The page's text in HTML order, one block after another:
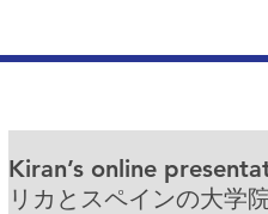
Kiran’s online
リカとスペインの大学